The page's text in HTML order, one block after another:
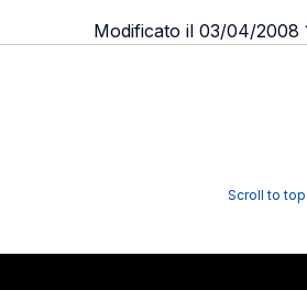
Modificato il 03/04/2008
Scroll to top